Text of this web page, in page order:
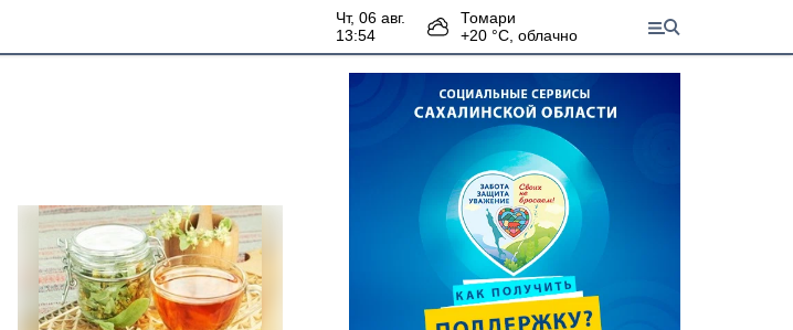
чт, 06 авг.
13:54
Томари
+20 °С, облачно